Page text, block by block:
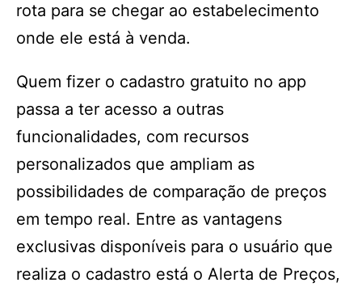
rota para se chegar ao estabelecimento
onde ele está à venda.
Quem fizer o cadastro gratuito no app
passa a ter acesso a outras
funcionalidades, com recursos
personalizados que ampliam as
possibilidades de comparação de preços
em tempo real. Entre as vantagens
exclusivas disponíveis para o usuário que
realiza o cadastro está o Alerta de Preços,